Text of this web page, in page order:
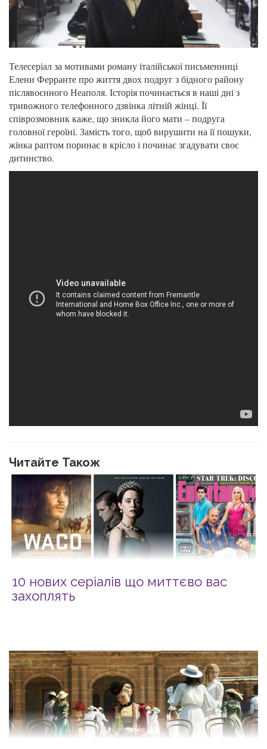
Телесеріал за мотивами роману італійської письменниці
Елени Ферранте про життя двох подруг з бідного району
післявоєнного Неаполя. Історія починається в наші дні з
тривожного телефонного дзвінка літній жінці. Її
співрозмовник каже, що зникла його мати – подруга
головної героїні. Замість того, щоб вирушити на її пошуки,
жінка раптом поринає в крісло і починає згадувати своє
дитинство.
Читайте Також
10 нових серіалів що миттєво вас
захоплять